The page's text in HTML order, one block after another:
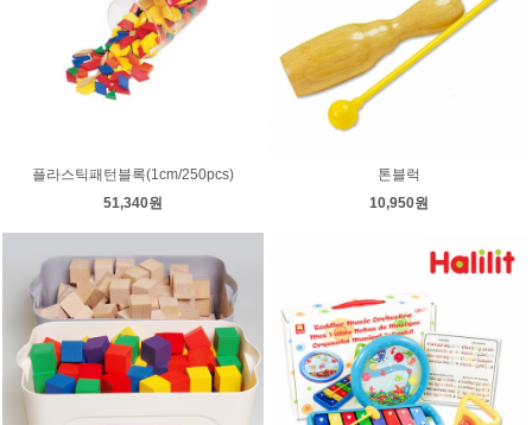
플라스틱패턴블록(1cm/250pcs)
51,340원
톤블럭
10,950원